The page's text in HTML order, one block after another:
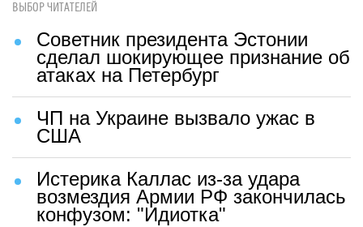
ВЫБОР ЧИТАТЕЛЕЙ
Советник президента Эстонии
сделал шокирующее признание об
атаках на Петербург
ЧП на Украине вызвало ужас в
США
Истерика Каллас из-за удара
возмездия Армии РФ закончилась
конфузом: "Идиотка"